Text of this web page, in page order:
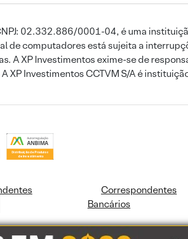
02.332.886/0001-04, é uma
de computadores está sujeita a
A XP Investimentos exime-se de
XP Investimentos CCTVM S/A é
Correspondentes
Bancários